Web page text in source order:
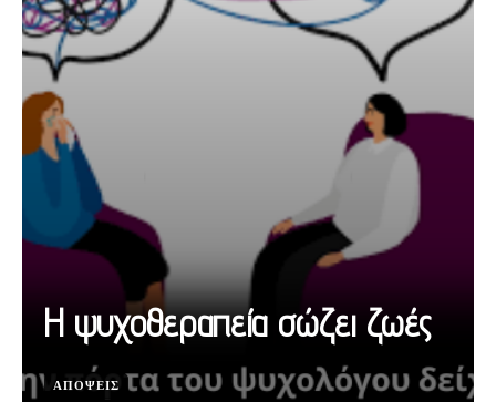
Η ψυχοθεραπεία σώζει ζωές
ΑΠΟΨΕΙΣ